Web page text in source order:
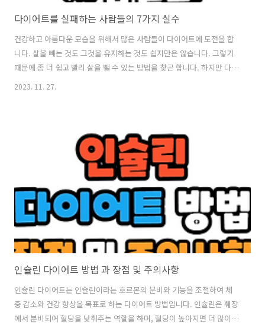
다이어트를 실패하는 사람들의 7가지 실수
건강하고 아름다운 모습을 위해서 많은 사람들이 다이어트에 도전을 합
니다. 살을 빼는 것도 그것을 유지하는 것도 쉽지만은 않습니다. 그렇기
때문에 좀 더 쉽고 빨리 살을 뺄 수 있는 방법을 찾곤 합니다. 하지만 다이
어트를 잘못하면 건강을 해치고 살을 더 찌울 수도 있습니다. 그렇다면
는 것은 중요합니다. 하지만 일주일에 5kg을 뺀다느니 한 달에 10kg을
뺀다느니 하는 너무 높은 목표를 세우는 것은 오히려 좌절감을 느끼고 포
기하게 만들 수도 있습니다. 너무 빨리 살을 빼면 건강에도 좋지 않지만
2023. 11. 27.
인슐린 다이어트 방법 과 장점 및 주의사항
인슐린 다이어트는 인슐린이라는 호르몬의 분비와 기능을 조절하여 체
중 감소와 건강 향상을 목표로 하는 다이어트 방법입니다. 인슐린은 췌장
에서 분비되어 혈당을 낮춰주는 역할을 하며, 혈당이 높아지면 더 많이